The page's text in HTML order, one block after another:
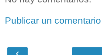
Publicar un comentario